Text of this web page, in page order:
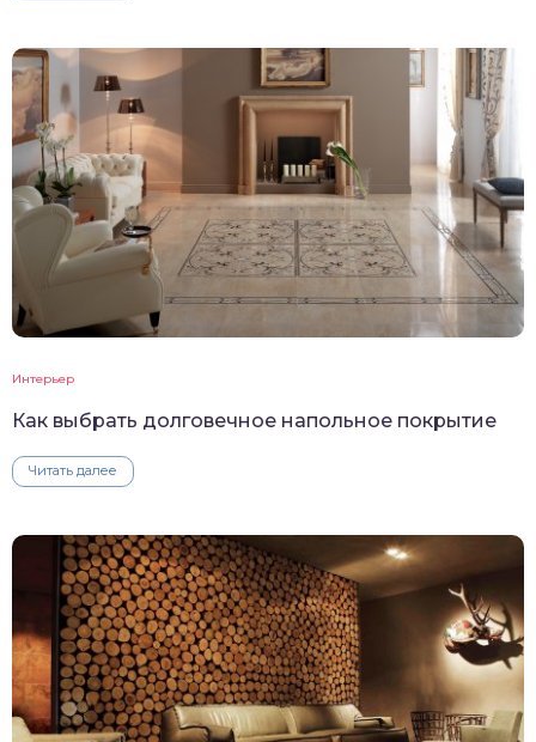
Интерьер
Как выбрать долговечное напольное покрытие
Читать далее